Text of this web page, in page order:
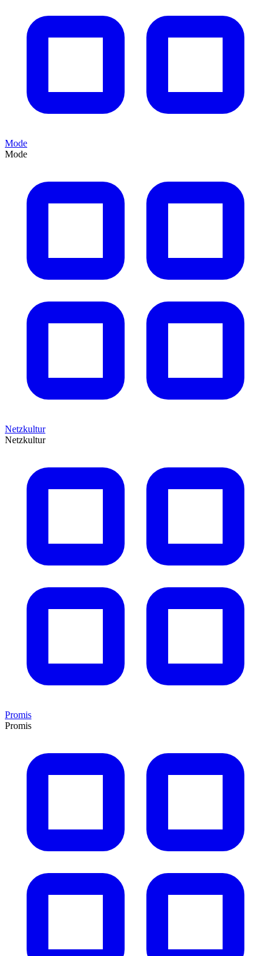
Mode
Mode
Netzkultur
Netzkultur
Promis
Promis